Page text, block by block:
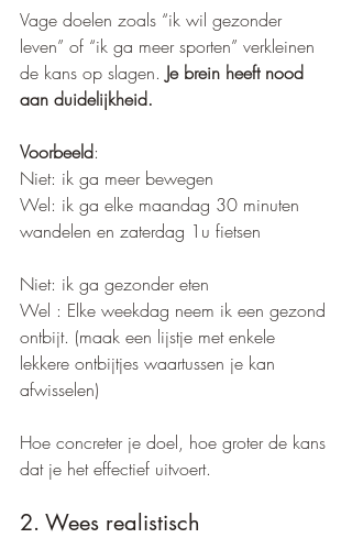
Vage doelen zoals “ik wil gezonder
leven” of “ik ga meer sporten” verkleinen
de kans op slagen. Je brein heeft nood
aan duidelijkheid.
Voorbeeld:
Niet: ik ga meer bewegen
Wel: ik ga elke maandag 30 minuten
wandelen en zaterdag 1u fietsen
Niet: ik ga gezonder eten
Wel : Elke weekdag neem ik een gezond
ontbijt. (maak een lijstje met enkele
lekkere ontbijtjes waartussen je kan
afwisselen)
Hoe concreter je doel, hoe groter de kans
dat je het effectief uitvoert.
2. Wees realistisch